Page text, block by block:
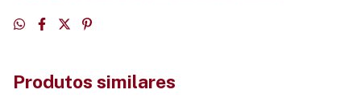
Produtos similares